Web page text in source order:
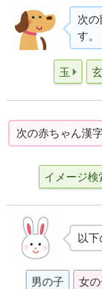
次の
す。
玉 玄
次の赤ちゃん漢
イメージ検
以
男の子 女